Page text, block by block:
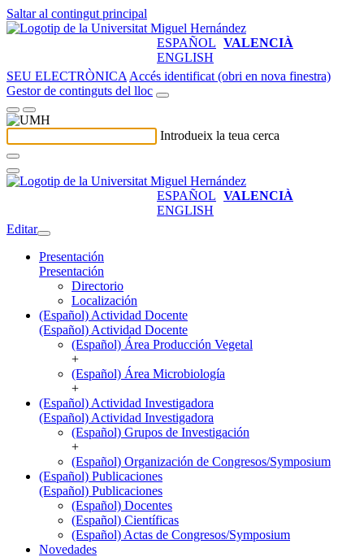
Saltar al contingut principal
ESPAÑOL VALENCIÀ
ENGLISH
SEU ELECTRÒNICA Accés identificat (obri en nova finestra)
Gestor de continguts del lloc
Introdueix la teua cerca
ESPAÑOL VALENCIÀ
ENGLISH
Editar
Presentación
Presentación
Directorio
Localización
(Español) Actividad Docente
(Español) Actividad Docente
(Español) Área Producción Vegetal
+
(Español) Área Microbiología
+
(Español) Actividad Investigadora
(Español) Actividad Investigadora
(Español) Grupos de Investigación
+
(Español) Organización de Congresos/Symposium
(Español) Publicaciones
(Español) Publicaciones
(Español) Docentes
(Español) Científicas
(Español) Actas de Congresos/Symposium
Novedades